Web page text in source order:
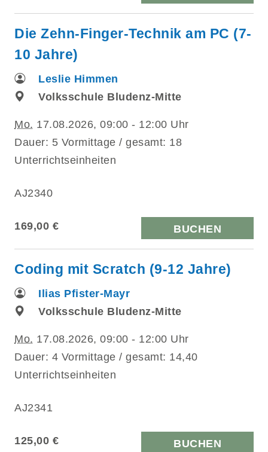
Die Zehn-Finger-Technik am PC (7-
10 Jahre)
Leslie Himmen
Volksschule Bludenz-Mitte
Mo. 17.08.2026, 09:00 - 12:00 Uhr
Dauer: 5 Vormittage / gesamt: 18
Unterrichtseinheiten
AJ2340
169,00 € BUCHEN
Coding mit Scratch (9-12 Jahre)
Ilias Pfister-Mayr
Volksschule Bludenz-Mitte
Mo. 17.08.2026, 09:00 - 12:00 Uhr
Dauer: 4 Vormittage / gesamt: 14,40
Unterrichtseinheiten
AJ2341
125,00 € BUCHEN